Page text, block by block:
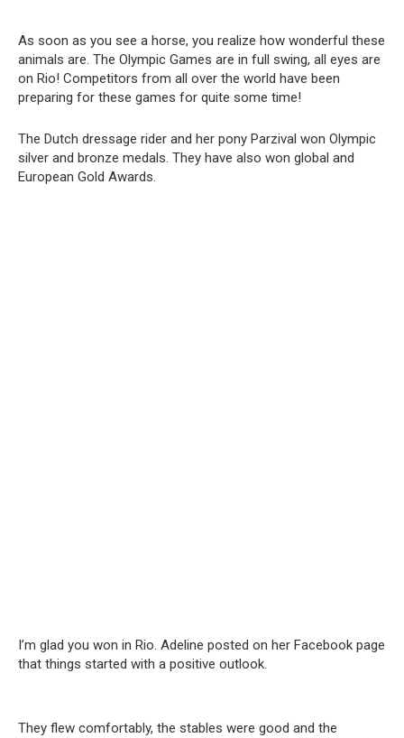
As soon as you see a horse, you realize how wonderful these
animals are. The Olympic Games are in full swing, all eyes are
on Rio! Competitors from all over the world have been
preparing for these games for quite some time!
The Dutch dressage rider and her pony Parzival won Olympic
silver and bronze medals. They have also won global and
European Gold Awards.
I’m glad you won in Rio. Adeline posted on her Facebook page
that things started with a positive outlook.
They flew comfortably, the stables were good and the